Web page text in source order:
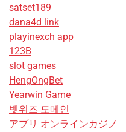
satset189
dana4d link
playinexch app
123B
slot games
HengOngBet
Yearwin Game
벳위즈 도메인
アプリ オンラインカジノ